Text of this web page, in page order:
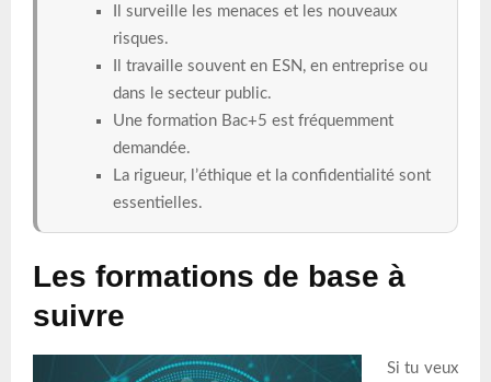
Il surveille les menaces et les nouveaux
risques.
Il travaille souvent en ESN, en entreprise ou
dans le secteur public.
Une formation Bac+5 est fréquemment
demandée.
La rigueur, l’éthique et la confidentialité sont
essentielles.
Les formations de base à
suivre
Si tu veux